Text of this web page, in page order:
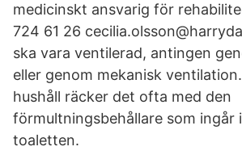
medicinskt ansvarig för
724 61 26
ska vara ventilerad, antingen
eller genom mekanisk
hushåll räcker det ofta med den
förmultningsbehållare som ingår
toaletten.